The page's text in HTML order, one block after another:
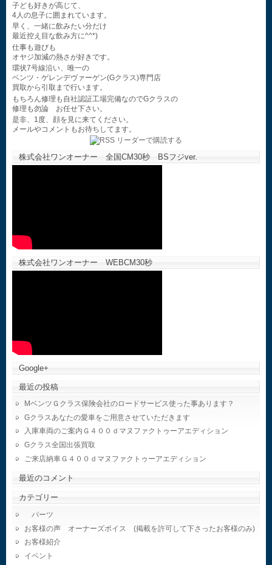
子ども好きが高じて、
4人の息子に囲まれています。
早く、一緒に飲みたい分だけ
最近控え目な飲み方に^^*)
仕事も遊びも
オヤジ加減の熱さが好きです。
環状7号線沿い、唯一の
ベンツ・ゲレンデヴァーゲン(Gクラス)専門店
買取から引取まで行います。
もちろん修理も自社認証工場完備なのでGクラスの
修理も勿論 お任せ下さい。
是非、1度、顔を見に来てください。
メールやコメントもお待ちしてます。
株式会社ワンオーナー 全国CM30秒 BSフジver.
株式会社ワンオーナー WEBCM30秒
Google+
最近の投稿
MベンツＧクラス保険会社のロードサービス使った事あります？
Gクラスあなたの愛車をご用意させていただきます
入庫車両のご案内Ｇ４００ｄマヌファクトゥーアエディション
Gクラス全国出張買取
ご来店納車Ｇ４００ｄマヌファクトゥーアエディション
最近のコメント
カテゴリー
パーツ
お客様の声 オーナーズボイス (掲載を許可して下さったお客様のみ)
お客様紹介
イベント